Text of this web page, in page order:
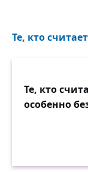
Те, кто
Те, кто
особенно